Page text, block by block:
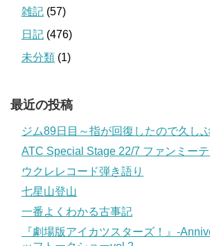
雑記 (57)
日記 (476)
未分類 (1)
最近の投稿
ジム89日目～指が回復したので久し
ATC Special Stage 22/7 ファンミー
ウクレレコード弾き語り
七星山登山
一番よくわかる古事記
『劇場版アイカツスターズ！』-